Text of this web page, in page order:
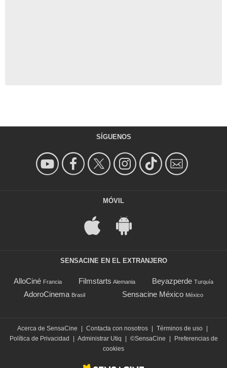
SÍGUENOS
MÓVIL
SENSACINE EN EL EXTRANJERO
AlloCiné Francia Filmstarts Alemania Beyazperde Turquía
AdoroCinema Brasil Sensacine México México
Acerca de SensaCine Contacta con nosotros Términos de uso
Política de Privacidad
Administrar Utiq ©SensaCine
Preferencias de
cookies